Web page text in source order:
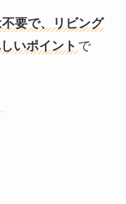
要で、リビング
いポイント で